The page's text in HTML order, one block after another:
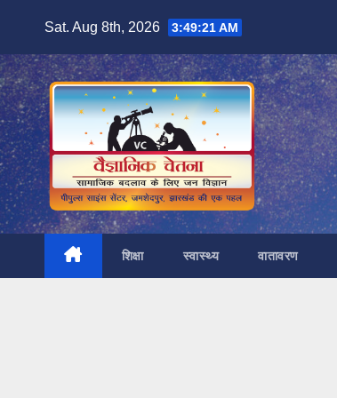
content
Sat. Aug 8th, 2026 3:49:23 AM
शिक्षा स्वास्थ्य वातावरण